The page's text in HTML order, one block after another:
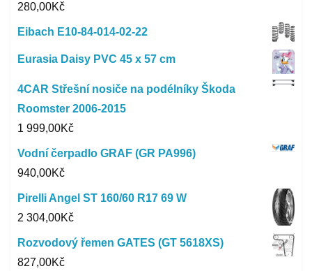
280,00Kč
Eibach E10-84-014-02-22
Eurasia Daisy PVC 45 x 57 cm
4CAR Střešní nosiče na podélníky Škoda
Roomster 2006-2015
1 999,00Kč
Vodní čerpadlo GRAF (GR PA996)
940,00Kč
Pirelli Angel ST 160/60 R17 69 W
2 304,00Kč
Rozvodový řemen GATES (GT 5618XS)
827,00Kč